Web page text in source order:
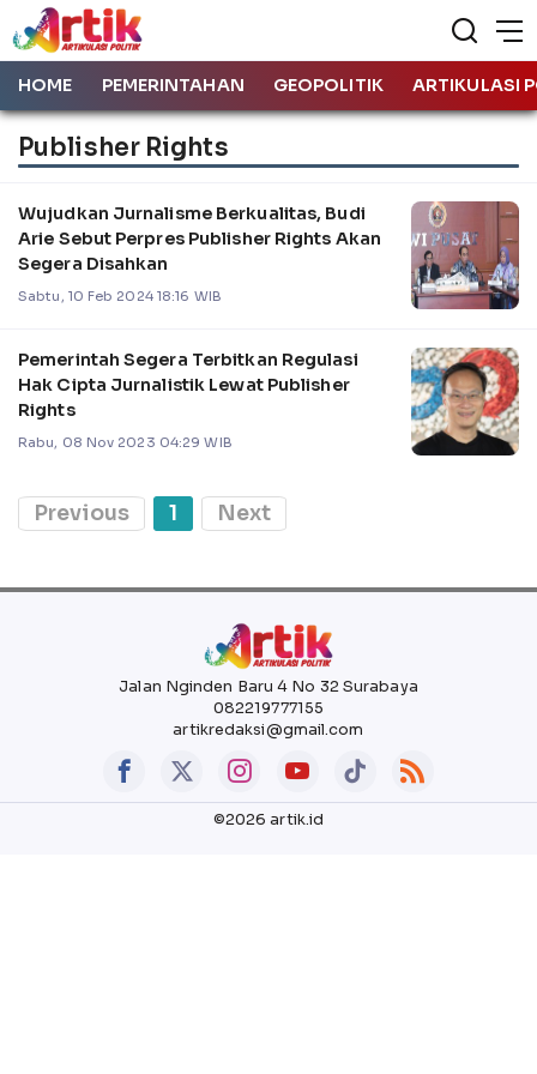
HOME PEMERINTAHAN GEOPOLITIK ARTIKULASI
Publisher Rights
Wujudkan Jurnalisme Berkualitas, Budi
Arie Sebut Perpres Publisher Rights Akan
Segera Disahkan
Sabtu, 10 Feb 2024 18:16 WIB
Pemerintah Segera Terbitkan Regulasi
Hak Cipta Jurnalistik Lewat Publisher
Rights
Rabu, 08 Nov 2023 04:29 WIB
Previous 1 Next
Jalan Nginden Baru 4 No 32 Surabaya
082219777155
artikredaksi@gmail.com
©2026 artik.id